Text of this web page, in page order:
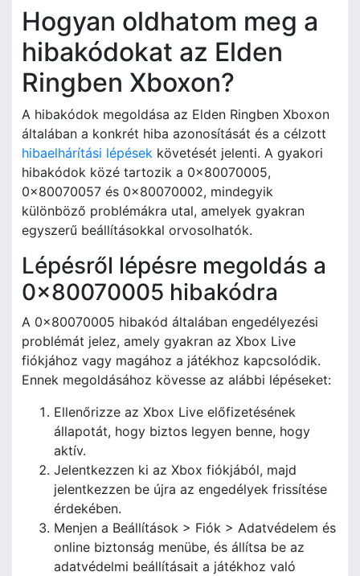
Hogyan oldhatom meg a
hibakódokat az Elden
Ringben Xboxon?
A hibakódok megoldása az Elden Ringben Xboxon
általában a konkrét hiba azonosítását és a célzott
hibaelhárítási lépések követését jelenti. A gyakori
hibakódok közé tartozik a 0x80070005,
0x80070057 és 0x80070002, mindegyik
különböző problémákra utal, amelyek gyakran
egyszerű beállításokkal orvosolhatók.
Lépésről lépésre megoldás a
0x80070005 hibakódra
A 0x80070005 hibakód általában engedélyezési
problémát jelez, amely gyakran az Xbox Live
fiókjához vagy magához a játékhoz kapcsolódik.
Ennek megoldásához kövesse az alábbi lépéseket:
Ellenőrizze az Xbox Live előfizetésének
állapotát, hogy biztos legyen benne, hogy
aktív.
Jelentkezzen ki az Xbox fiókjából, majd
jelentkezzen be újra az engedélyek frissítése
érdekében.
Menjen a Beállítások > Fiók > Adatvédelem és
online biztonság menübe, és állítsa be az
adatvédelmi beállításait a játékhoz való